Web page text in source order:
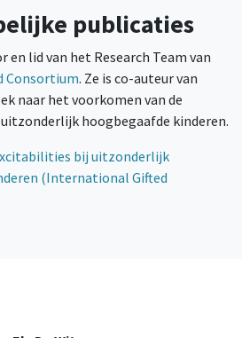
publicaties
en lid van het Research Team van
Consortium. Ze is co-auteur van
naar het voorkomen van de
hoogbegaafde kinderen.
bij uitzonderlijk
(International Gifted